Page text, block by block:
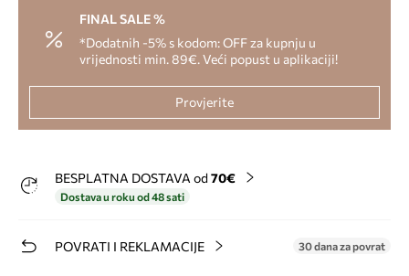
FINAL SALE %
*Dodatnih -5% s kodom: OFF za kupnju u
vrijednosti min. 89€. Veći popust u aplikaciji!
Provjerite
BESPLATNA DOSTAVA od 70€
Dostava u roku od 48 sati
POVRATI I REKLAMACIJE 30 dana za povrat